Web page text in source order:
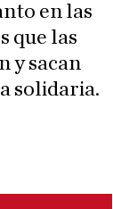
en las
que las
y sacan
solidaria.